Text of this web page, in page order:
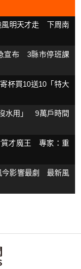
風明天才走 下周南
宣布 3縣市停班課
杯買10送10「特大
水用」 9萬戶時間
質才魔王 專家：重
今影響最劇 最新風